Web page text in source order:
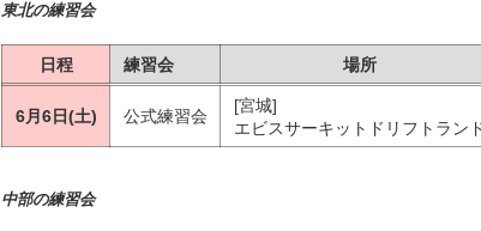
日程 練習会 場所
6月6日(土) 公式練習会
[宮城]
エビスサーキットドリフトラン
東北の練習会
中部の練習会